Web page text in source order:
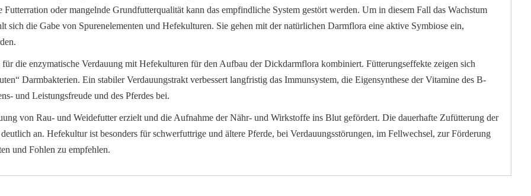
oder mangelnde Grundfutterqualität kann das empfindliche System gestört werden. Um in diesem Fall das Wachstum
sich die Gabe von Spurenelementen und Hefekulturen. Sie gehen mit der natürlichen Darmflora eine aktive Symbiose ein,
die enzymatische Verdauung mit Hefekulturen für den Aufbau der Dickdarmflora kombiniert. Fütterungseffekte zeigen sich
Darmbakterien. Ein stabiler Verdauungstrakt verbessert langfristig das Immunsystem, die Eigensynthese der Vitamine des B-
und Leistungsfreude und des Pferdes bei.
von Rau- und Weidefutter erzielt und die Aufnahme der Nähr- und Wirkstoffe ins Blut gefördert. Die dauerhafte Zufütterung der
an. Hefekultur ist besonders für schwerfuttrige und ältere Pferde, bei Verdauungsstörungen, im Fellwechsel, zur Förderung
und Fohlen zu empfehlen.